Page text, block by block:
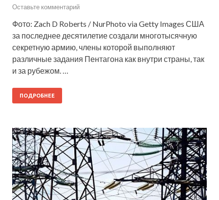
Оставьте комментарий
Фото: Zach D Roberts / NurPhoto via Getty Images США
за последнее десятилетие создали многотысячную
секретную армию, члены которой выполняют
различные задания Пентагона как внутри страны, так
и за рубежом. …
ПОДРОБНЕЕ